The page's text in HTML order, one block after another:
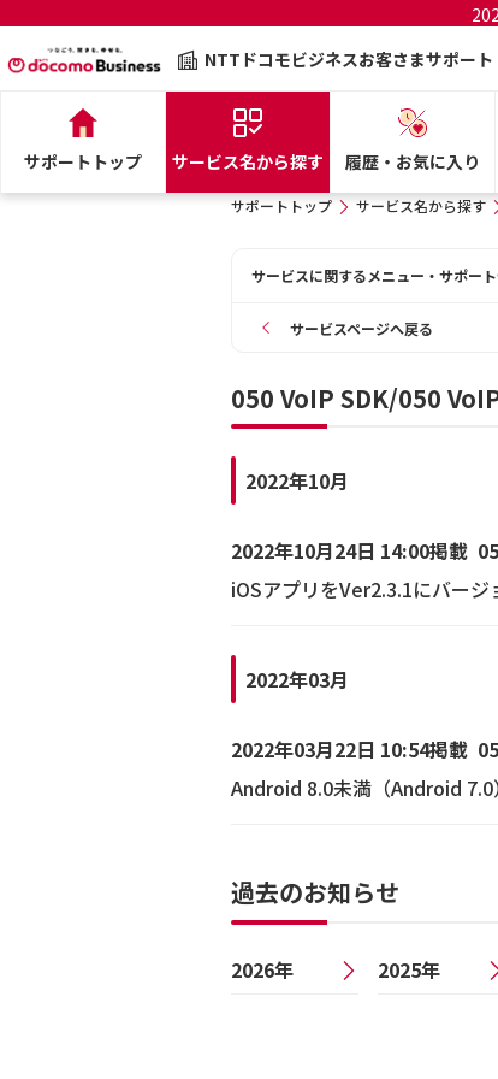
NTTドコモビジネスお客さまサポート
サポートトップ サービス名から探す 履歴・お気に入り
サポートトップ サービス名から探す
サービスに関するメニュー・サポー
サービスページへ戻る
050 VoIP SDK/050
2022年10月
2022年10月24日 14:00掲載
iOSアプリをVer2.3.1にバー
2022年03月
2022年03月22日 10:54掲載
Android 8.0未満（Android
過去のお知らせ
2026年 2025年